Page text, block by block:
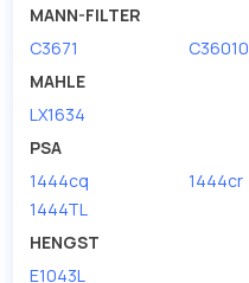
MANN-FILTER
C3671
C36010
MAHLE
LX1634
PSA
1444cq
1444cr
1444TL
HENGST
E1043L